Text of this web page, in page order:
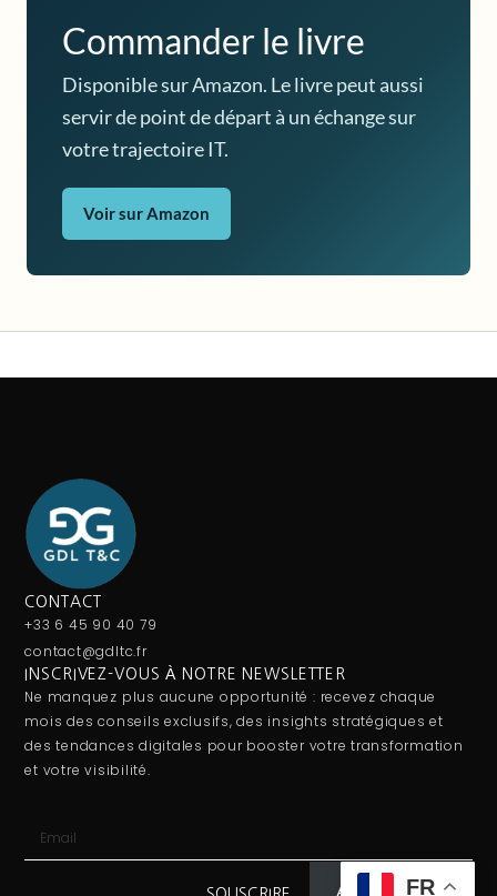
Commander le livre
Disponible sur Amazon. Le livre peut aussi
servir de point de départ à un échange sur
votre trajectoire IT.
Voir sur Amazon
CONTACT
+33 6 45 90 40 79
contact@gdltc.fr
INSCRIVEZ-VOUS À NOTRE NEWSLETTER
Ne manquez plus aucune opportunité : recevez chaque
mois des conseils exclusifs, des insights stratégiques et
des tendances digitales pour booster votre transformation
et votre visibilité.
FR
Abonnez-vous